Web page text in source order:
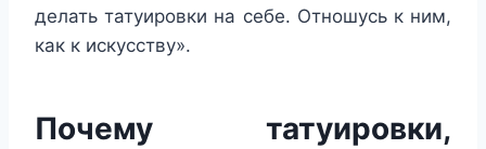
делать татуировки на себе. Отношусь к ним,
как к искусству».
Почему татуировки,